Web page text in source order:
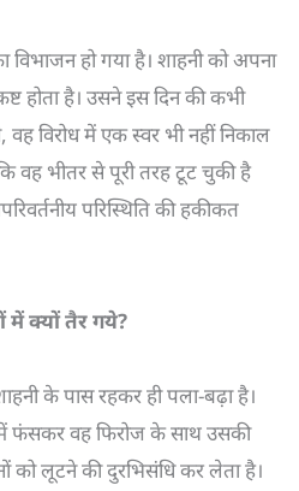
विभाजन हो गया है। शाहनी को अपना
होता है। उसने इस दिन की कभी
वह विरोध में एक स्वर भी नहीं निकाल
वह भीतर से पूरी तरह टूट चुकी है
परिस्थिति की हकीकत
में क्यों तैर गये?
के पास रहकर ही पला-बढ़ा है।
फंसकर वह फिरोज के साथ उसकी
को लूटने की दुरभिसंधि कर लेता है।